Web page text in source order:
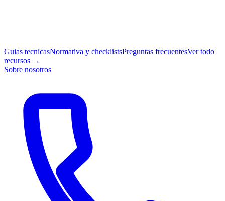
Guias tecnicasNormativa y checklistsPreguntas frecuentesVer todo
recursos →
Sobre nosotros